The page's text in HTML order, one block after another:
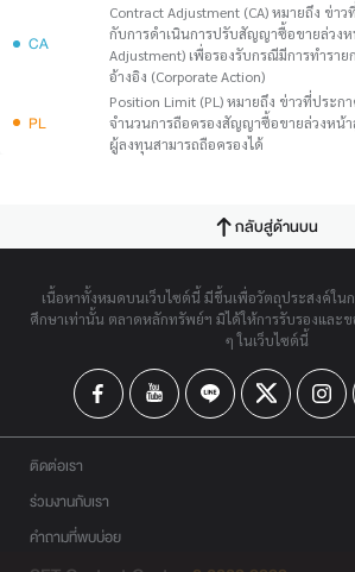
CA
Contract Adjustment (CA) หมายถึง ข่าว
กับการดำเนินการปรับสัญญาซื้อขายล่วงห
Adjustment) เพื่อรองรับกรณีมีการทำรา
อ้างอิง (Corporate Action)
PL
Position Limit (PL) หมายถึง ข่าวที่ประกา
จำนวนการถือครองสัญญาซื้อขายล่วงหน้า
ผู้ลงทุนสามารถถือครองได้
กลับสู่ด้านบน
เนื้อหาทั้งหมดบนเว็บไซต์นี้ มีขึ้นเพื่อวัตถุประสงค์ใน
ศึกษาเท่านั้น ตลาดหลักทรัพย์ฯ มิได้ให้การรับรองและ
ๆ ในเว็บไซต์นี้
ติดต่อเรา
ร่วมงานกับเรา
คำถามที่พบบ่อย